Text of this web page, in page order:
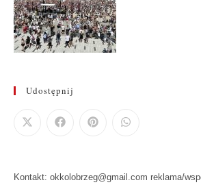
Udostępnij
Kontakt: okkolobrzeg@gmail.com reklama/